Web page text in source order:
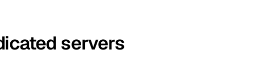
servers